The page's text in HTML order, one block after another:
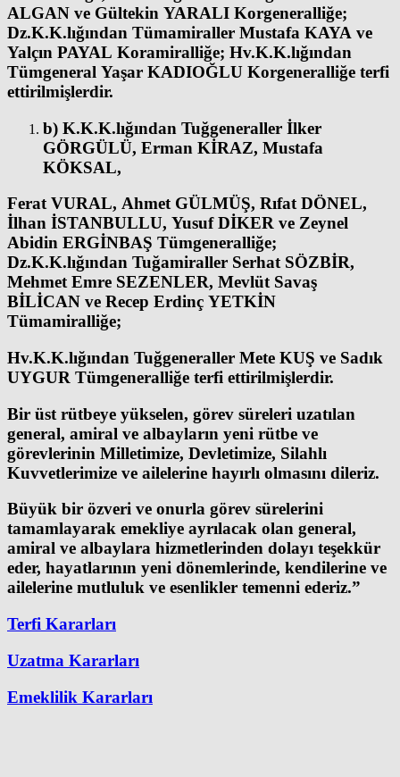
ALGAN ve Gültekin YARALI Korgeneralliğe;
Dz.K.K.lığından Tümamiraller Mustafa KAYA ve
Yalçın PAYAL Koramiralliğe; Hv.K.K.lığından
Tümgeneral Yaşar KADIOĞLU Korgeneralliğe terfi
ettirilmişlerdir.
b) K.K.K.lığından Tuğgeneraller İlker
GÖRGÜLÜ, Erman KİRAZ, Mustafa
KÖKSAL,
Ferat VURAL, Ahmet GÜLMÜŞ, Rıfat DÖNEL,
İlhan İSTANBULLU, Yusuf DİKER ve Zeynel
Abidin ERGİNBAŞ Tümgeneralliğe;
Dz.K.K.lığından Tuğamiraller Serhat SÖZBİR,
Mehmet Emre SEZENLER, Mevlüt Savaş
BİLİCAN ve Recep Erdinç YETKİN
Tümamiralliğe;
Hv.K.K.lığından Tuğgeneraller Mete KUŞ ve Sadık
UYGUR Tümgeneralliğe terfi ettirilmişlerdir.
Bir üst rütbeye yükselen, görev süreleri uzatılan
general, amiral ve albayların yeni rütbe ve
görevlerinin Milletimize, Devletimize, Silahlı
Kuvvetlerimize ve ailelerine hayırlı olmasını dileriz.
Büyük bir özveri ve onurla görev sürelerini
tamamlayarak emekliye ayrılacak olan general,
amiral ve albaylara hizmetlerinden dolayı teşekkür
eder, hayatlarının yeni dönemlerinde, kendilerine ve
ailelerine mutluluk ve esenlikler temenni ederiz.”
Terfi Kararları
Uzatma Kararları
Emeklilik Kararları